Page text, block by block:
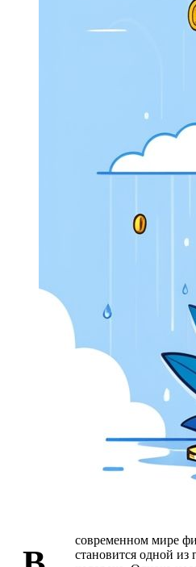
современном мире
становится одной из